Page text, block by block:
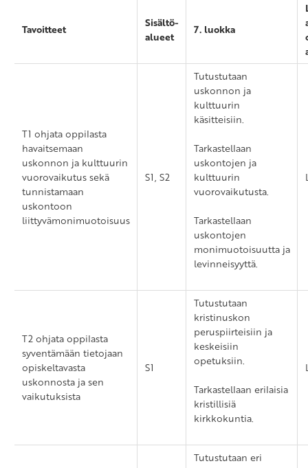
Tavoitteet
Sisältö-
alueet
7. luokka
T1 ohjata oppilasta
havaitsemaan
uskonnon ja kulttuurin
vuorovaikutus sekä
tunnistamaan
uskontoon
liittyvämonimuotoisuus
S1, S2
Tutustutaan
uskonnon ja
kulttuurin
käsitteisiin.
Tarkastellaan
uskontojen ja
kulttuurin
vuorovaikutusta.
Tarkastellaan
uskontojen
monimuotoisuutta ja
levinneisyyttä.
T2 ohjata oppilasta
syventämään tietojaan
opiskeltavasta
uskonnosta ja sen
vaikutuksista
S1
Tutustutaan
kristinuskon
peruspiirteisiin ja
keskeisiin
opetuksiin.
Tarkastellaan erilaisia
kristillisiä
kirkkokuntia.
Tutustutaan eri